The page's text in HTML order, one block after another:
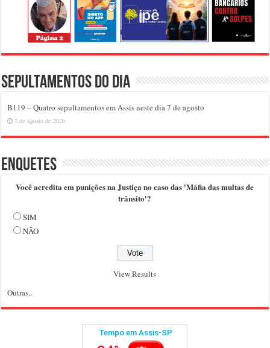
Sepultamentos do dia
B119 – Quatro sepultamentos em Assis neste dia 7 de agosto
7 de agosto de 2026
Enquetes
Você acredita em punições na Justiça no caso das 'Máfia das multas de
trânsito'?
SIM
NÃO
View Results
Outras..